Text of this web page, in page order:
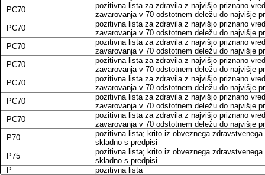
PC70
pozitivna lista za zdravila z najvišjo priznano
zavarovanja v 70 odstotnem deležu do najvišje
PC70
pozitivna lista za zdravila z najvišjo priznano
zavarovanja v 70 odstotnem deležu do najvišje
PC70
pozitivna lista za zdravila z najvišjo priznano
zavarovanja v 70 odstotnem deležu do najvišje
PC70
pozitivna lista za zdravila z najvišjo priznano
zavarovanja v 70 odstotnem deležu do najvišje
PC70
pozitivna lista za zdravila z najvišjo priznano
zavarovanja v 70 odstotnem deležu do najvišje
PC70
pozitivna lista za zdravila z najvišjo priznano
zavarovanja v 70 odstotnem deležu do najvišje
PC70
pozitivna lista za zdravila z najvišjo priznano
zavarovanja v 70 odstotnem deležu do najvišje
P70
pozitivna lista; krito iz obveznega
skladno s predpisi
P75
pozitivna lista; krito iz obveznega
skladno s predpisi
P
pozitivna lista